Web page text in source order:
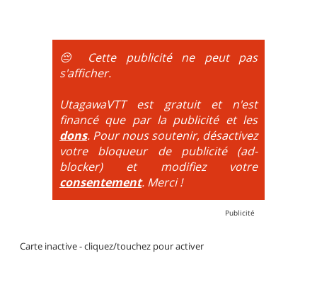
obligatoire.
DH / Gravity : Seule la descente se passe sur le vélo.
La montée est faite via navette ou remontée
mécanique. La difficulté de la descente est indiquée
par des couleurs lorsqu'il s'agit de bikeparks. Vélo
tout suspendu et protections du corps obligatoires.
😔 Cette publicité ne peut pas
s'afficher.
UtagawaVTT est gratuit et n'est
financé que par la publicité et les
dons. Pour nous soutenir, désactivez
votre bloqueur de publicité (ad-
blocker) et modifiez votre
consentement. Merci !